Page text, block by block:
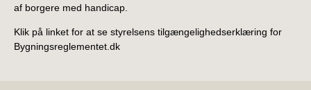
af borgere med handicap.
Klik på linket for at se styrelsens tilgængelighedserklæring for
Bygningsreglementet.dk